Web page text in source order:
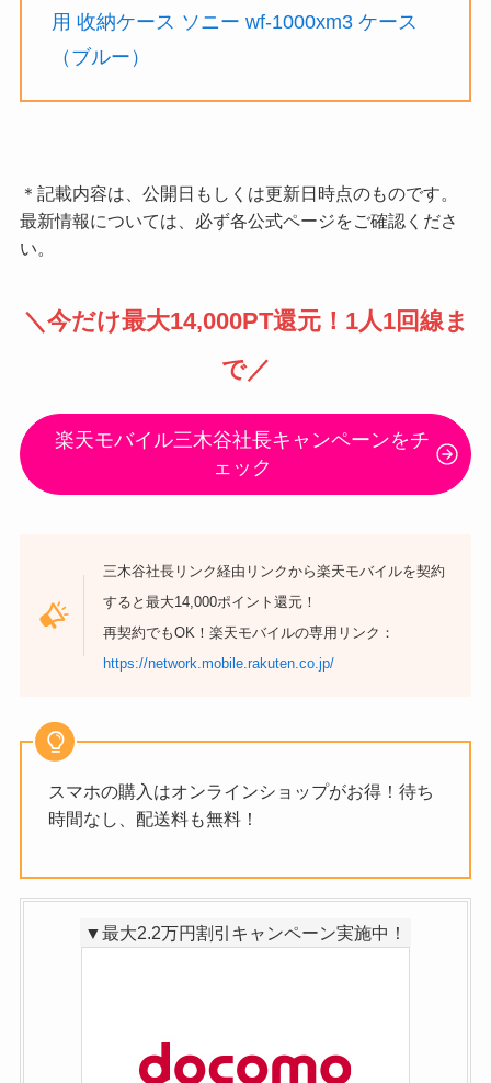
用 收納ケース ソニー wf-1000xm3 ケース
（ブルー）
＊記載内容は、公開日もしくは更新日時点のものです。
最新情報については、必ず各公式ページをご確認くださ
い。
＼今だけ最大14,000PT還元！1人1回線ま
で／
楽天モバイル三木谷社長キャンペーンをチ
ェック
三木谷社長リンク経由リンクから楽天モバイルを契約
すると最大14,000ポイント還元！
再契約でもOK！楽天モバイルの専用リンク：
https://network.mobile.rakuten.co.jp/
スマホの購入はオンラインショップがお得！待ち
時間なし、配送料も無料！
▼最大2.2万円割引キャンペーン実施中！